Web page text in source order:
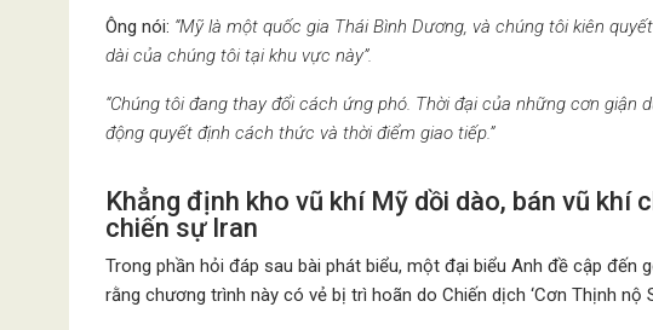
Ông nói: “Mỹ là một quốc gia Thái Bình Dương, và chúng tôi kiên
dài của chúng tôi tại khu vực này”.
“Chúng tôi đang thay đổi cách ứng phó. Thời đại của những cơn
động quyết định cách thức và thời điểm giao tiếp.”
Khẳng định kho vũ khí Mỹ dồi dào, bán vũ khí
chiến sự Iran
Trong phần hỏi đáp sau bài phát biểu, một đại biểu Anh đề cập đến
rằng chương trình này có vẻ bị trì hoãn do Chiến dịch ‘Cơn Thịnh nộ